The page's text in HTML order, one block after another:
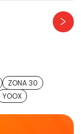
ZONA 30
YOOX